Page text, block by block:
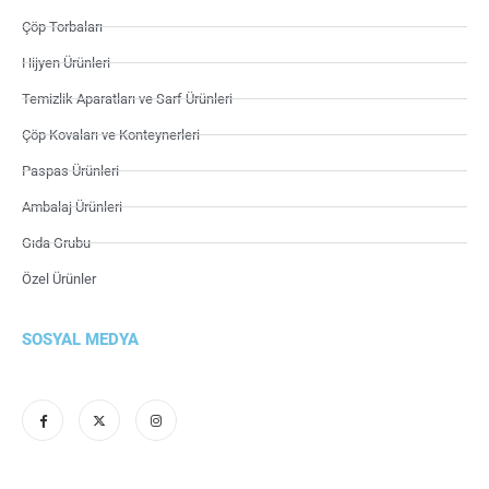
Çöp Torbaları
Hijyen Ürünleri
Temizlik Aparatları ve Sarf Ürünleri
Çöp Kovaları ve Konteynerleri
Paspas Ürünleri
Ambalaj Ürünleri
Gıda Grubu
Özel Ürünler
SOSYAL MEDYA